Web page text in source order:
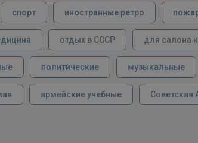
спорт иностранные ретро
отдых в СССР для салона
политические музыкальные
армейские учебные Советская